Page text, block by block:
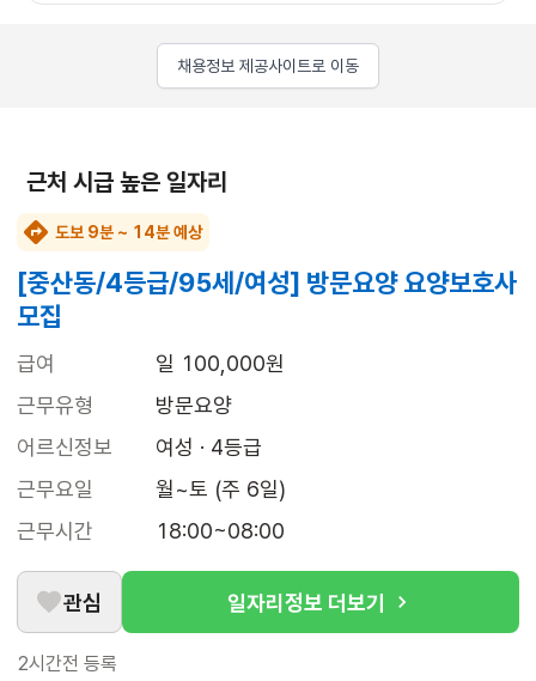
채용정보 제공사이트로 이동
근처 시급 높은 일자리
도보 9분 ~ 14분 예상
[중산동/4등급/95세/여성] 방문요양 요양보호사
모집
급여
일 100,000원
근무유형
방문요양
어르신정보
여성 · 4등급
근무요일
월~토 (주 6일)
근무시간
18:00~08:00
관심 일자리정보 더보기
2시간전 등록